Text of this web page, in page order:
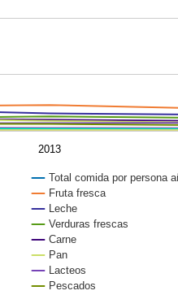
Data ranges from
Total comida por persona
Fruta fresca
Leche
Verduras frescas
Carne
Pan
Lacteos
Pescados
2013